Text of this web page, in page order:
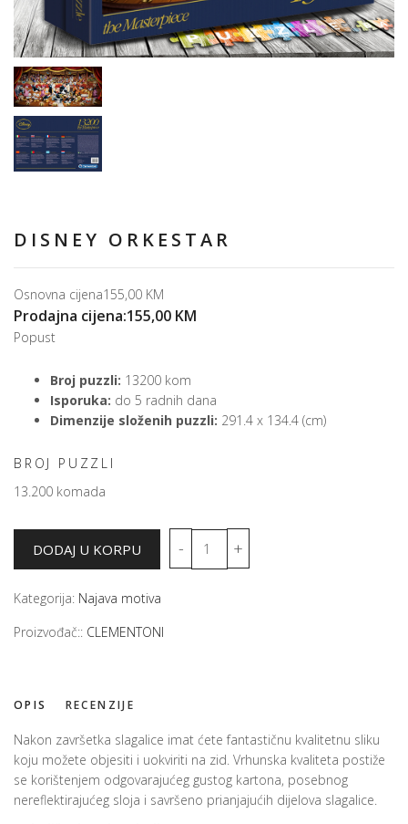
DISNEY ORKESTAR
Osnovna cijena155,00 KM
Prodajna cijena:155,00 KM
Popust
Broj puzzli: 13200 kom
Isporuka: do 5 radnih dana
Dimenzije složenih puzzli: 291.4 x 134.4 (cm)
BROJ PUZZLI
13.200 komada
Kategorija: Najava motiva
Proizvođač:: CLEMENTONI
OPIS RECENZIJE
Nakon završetka slagalice imat ćete fantastičnu kvalitetnu sliku
koju možete objesiti i uokviriti na zid. Vrhunska kvaliteta postiže
se korištenjem odgovarajućeg gustog kartona, posebnog
nereflektirajućeg sloja i savršeno prianjajućih dijelova slagalice.